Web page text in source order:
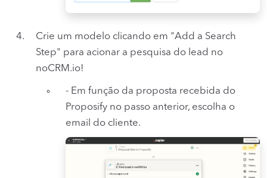
Crie um modelo clicando em "Add a Search
Step" para acionar a pesquisa do lead no
noCRM.io!
- Em função da proposta recebida do
Proposify no passo anterior, escolha o
email do cliente.